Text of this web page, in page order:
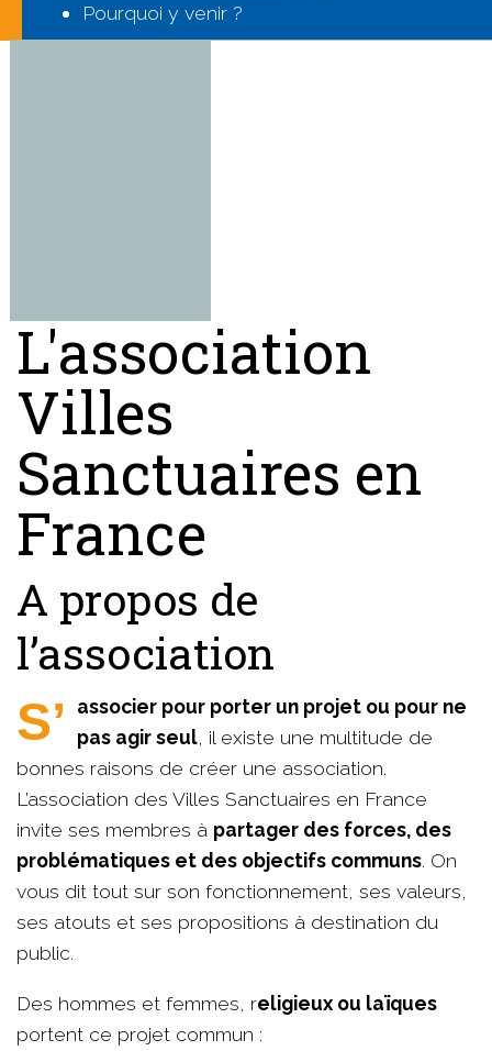
L'association
Villes
Sanctuaires en
France
A propos de
l’association
S’associer pour porter un projet ou pour ne pas agir seul, il existe une multitude de
bonnes raisons de créer une association.
L’association des Villes Sanctuaires en France
invite ses membres à partager des forces, des
problématiques et des objectifs communs. On
vous dit tout sur son fonctionnement, ses valeurs,
ses atouts et ses propositions à destination du
public.
Des hommes et femmes, religieux ou laïques
portent ce projet commun :
Pourquoi y venir ?